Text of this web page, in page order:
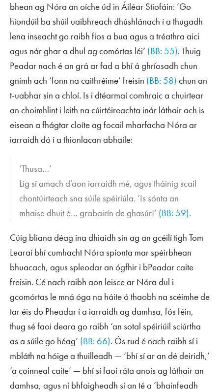
bhean ag Nóra an oíche úd in Áiléar Stiofáin: ‘Go
hiondúil ba shúil uaibhreach dhúshlánach í a thugadh
lena inseacht go raibh fios a bua agus a tréathra aici
agus nár ghar a dhul ag comórtas léi’ (BB: 55). Thuig
Peadar nach é an grá ar fad a bhí á ghríosadh chun
gnímh ach ‘fonn na caithréime’ freisin (BB: 58) chun an
t-uabhar sin a chloí. Is i dtéarmaí comhraic a chuirtear
an choimhlint i leith na cúirtéireachta inár láthair ach is
eisean a fhágtar cloíte ag focail mharfacha Nóra ar
iarraidh dó í a thionlacan abhaile:
‘Thusa…’
Lig sí amach d’aon iarraidh mé, agus tháinig scail
chontúirteach sna súile spéiriúla. ‘Is sónta an
mhaise dhuit é… grabairín de ghasúr!’ (BB: 59).
Cúig bliana déag ina dhiaidh sin ag an gcéilí tigh Tom
Learaí bhí cumhacht Nóra spíonta mar spéirbhean
bhuacach, agus spleodar an ógfhir i bPeadar caite
freisin. Cé nach raibh aon leisce ar Nóra dul i
gcomórtas le mná óga na háite ó thaobh na scéimhe de
tar éis do Pheadar í a iarraidh ag damhsa, fós féin,
thug sé faoi deara go raibh ‘an sotal spéiriúil sciúrtha
as a súile go héag’ (BB: 66). Ós rud é nach raibh sí i
mbláth na hóige a thuilleadh — ‘bhí sí ar an dé deiridh,’
‘a coinneal caite’ — bhí sí faoi ráta anois ag láthair an
damhsa, agus ní bhfaigheadh sí an té a ‘bhainfeadh